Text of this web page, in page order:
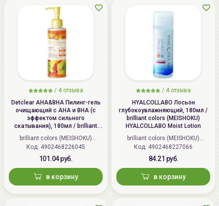
/ 4 отзыва
Detclear AHA&BHA Пилинг-гель
очищающий с AHA и BHA (с
эффектом сильного
скатывания), 180мл / brilliant
colors (MEISHOKU) Detclear
Bright&Peel AHA&BHA Fruits
Peeling Jelly
brilliant colors (MEISHOKU)
(Япония)
Код: 4902468226045
101.04 руб.
в корзину
/ 4 отзыва
HYALCOLLABO Лосьон
глубокоувлажняющий, 180мл /
brilliant colors (MEISHOKU)
HYALCOLLABO Moist Lotion
brilliant colors (MEISHOKU)
(Япония)
Код: 4902468227066
84.21 руб.
в корзину